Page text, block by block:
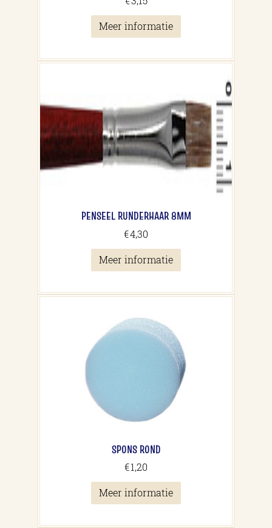
Meer informatie
PENSEEL RUNDERHAAR 8MM
€4,30
Meer informatie
SPONS ROND
€1,20
Meer informatie